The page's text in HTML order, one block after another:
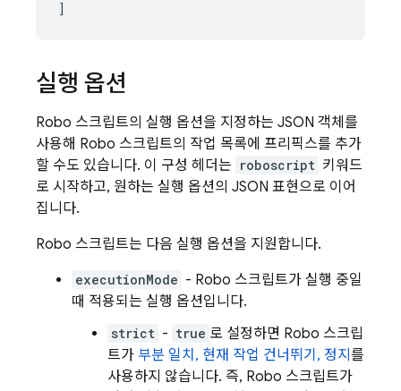
실행 옵션
Robo 스크립트의 실행 옵션을 지정하는 JSON 객체를
사용해 Robo 스크립트의 작업 목록에 프리픽스를 추가
할 수도 있습니다. 이 구성 헤더는 roboscript 키워드
로 시작하고, 원하는 실행 옵션의 JSON 표현으로 이어
집니다.
Robo 스크립트는 다음 실행 옵션을 지원합니다.
executionMode - Robo 스크립트가 실행 중일
때 적용되는 실행 옵션입니다.
strict - true 로 설정하면 Robo 스크립
트가 부분 일치, 현재 작업 건너뛰기, 정지 를
사용하지 않습니다. 즉, Robo 스크립트가